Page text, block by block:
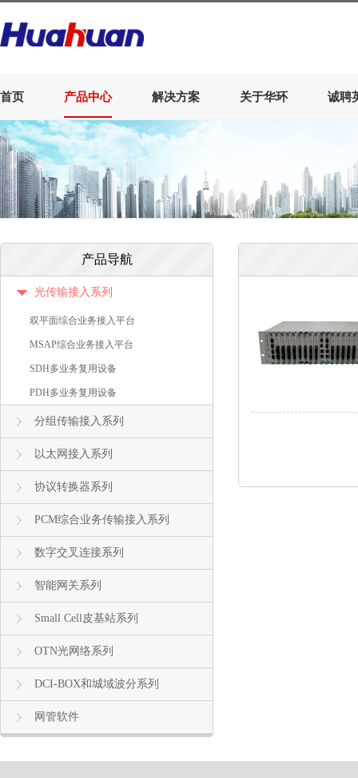
首页 产品中心 解决方案 关于华环 诚聘
产品导航
光传输接入系列
双平面综合业务接入平台
MSAP综合业务接入平台
SDH多业务复用设备
PDH多业务复用设备
分组传输接入系列
以太网接入系列
协议转换器系列
PCM综合业务传输接入系列
数字交叉连接系列
智能网关系列
Small Cell皮基站系列
OTN光网络系列
DCI-BOX和城域波分系列
网管软件